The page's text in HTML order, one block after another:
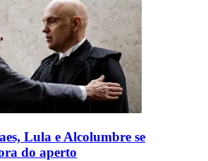
Lula e Alcolumbre se
do aperto